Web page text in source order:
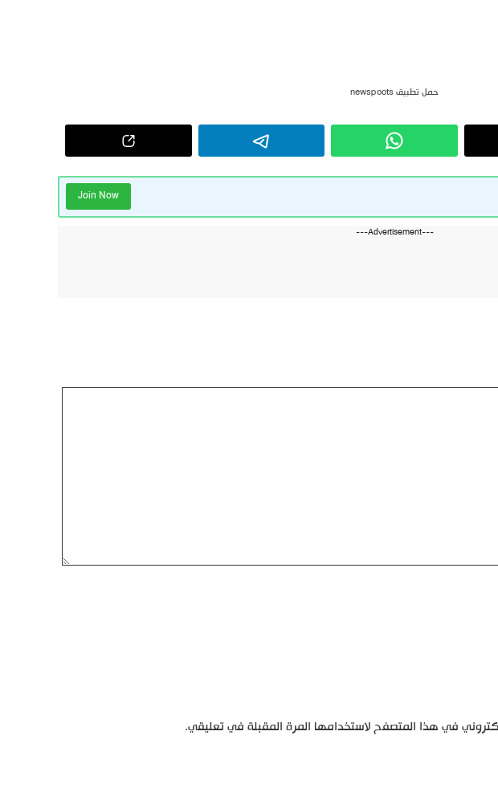
حمل تطبيق newspoots
Join Now
---Advertisement---
في هذا المتصفح لاستخدامها المرة المقبلة في تعليقي.